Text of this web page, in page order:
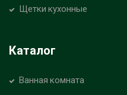
Щетки кухонные
Каталог
Ванная комната